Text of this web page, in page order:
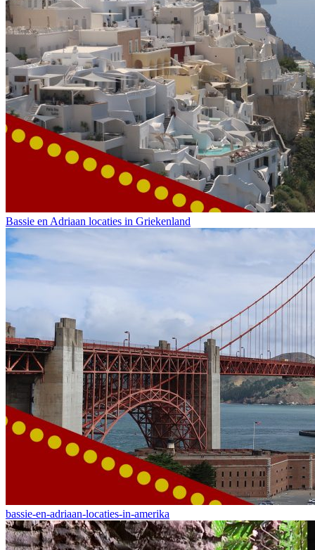
Bassie en Adriaan locaties in Griekenland
bassie-en-adriaan-locaties-in-amerika